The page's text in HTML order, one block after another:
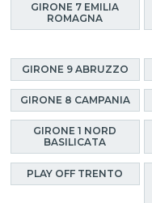
GIRONE 7 EMILIA
ROMAGNA
GIRONE 9 ABRUZZO
GIRONE 8 CAMPANIA
GIRONE 1 NORD
BASILICATA
PLAY OFF TRENTO